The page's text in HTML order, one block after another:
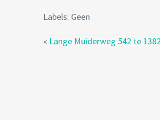
Labels: Geen
« Lange Muiderweg 542 te